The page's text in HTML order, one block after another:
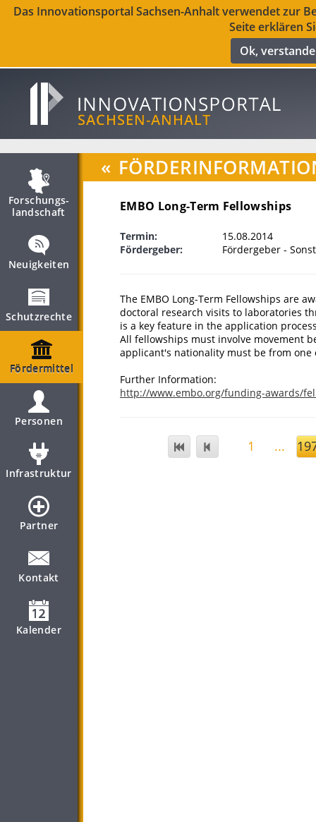
Das Innovationsportal Sachsen-Anhalt verwendet zur
Seite erklären
Ok,
Forschungs­
landschaft
Neuigkeiten
Schutzrechte
Fördermittel
Personen
Infrastruktur
Partner
Kontakt
Kalender
«
EMBO Long-Term Fellowships
Termin:
15.08.2014
Fördergeber:
Fördergeber -
The EMBO Long-Term Fellowships are
doctoral research visits to laboratories
is a key feature in the application
All fellowships must involve movement
applicant's nationality must be from one
Further Information:
http://www.embo.org/funding-awards/
1 ...